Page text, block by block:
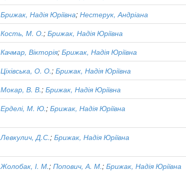
Брижак, Надія Юріївна; Нестерук, Андріана
Кость, М. О.; Брижак, Надія Юріївна
Качмар, Вікторія; Брижак, Надія Юріївна
Ціхівська, О. О.; Брижак, Надія Юріївна
Мокар, В. В.; Брижак, Надія Юріївна
Ерделі, М. Ю.; Брижак, Надія Юріївна
Левкулич, Д.С.; Брижак, Надія Юріївна
Жолобак, І. М.; Попович, А. М.; Брижак, Надія Юріївна